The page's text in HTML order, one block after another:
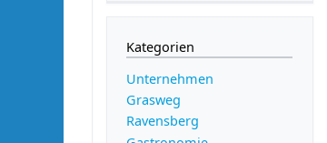
Kategorien
Unternehmen
Grasweg
Ravensberg